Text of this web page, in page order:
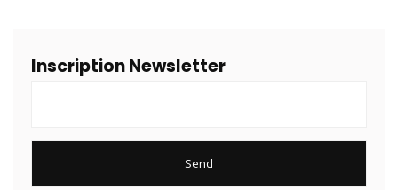
Inscription Newsletter